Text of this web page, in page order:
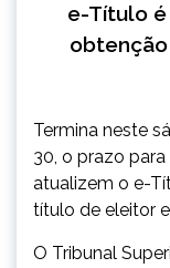
e-Título
Termina neste
30, o prazo
atualizem o e-
título de eleitor
O Tribunal